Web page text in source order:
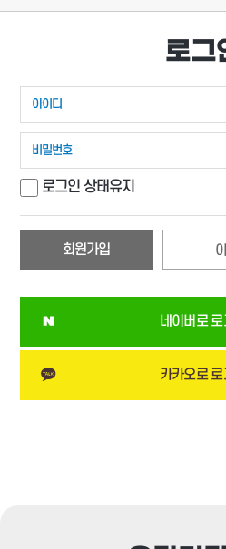
로그
로그인 상태유지
회원가입
네이버로
카카오로